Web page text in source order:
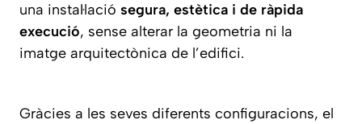
una instal·lació segura, estètica i de ràpida
execució, sense alterar la geometria ni la
imatge arquitectònica de l’edifici.
Gràcies a les seves diferents configuracions, el